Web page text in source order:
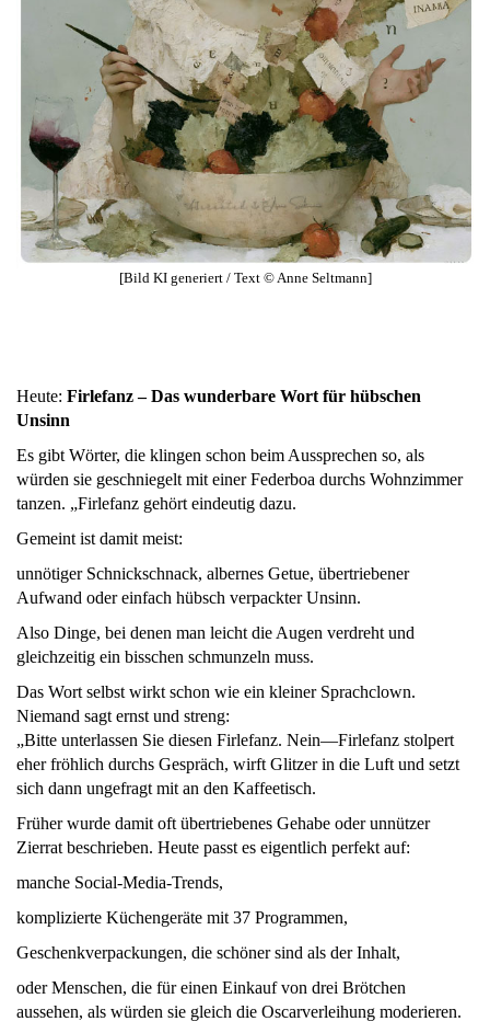
[Bild KI generiert / Text © Anne Seltmann]
Heute: Firlefanz – Das wunderbare Wort für hübschen
Unsinn
Es gibt Wörter, die klingen schon beim Aussprechen so, als
würden sie geschniegelt mit einer Federboa durchs Wohnzimmer
tanzen. „Firlefanz gehört eindeutig dazu.
Gemeint ist damit meist:
unnötiger Schnickschnack, albernes Getue, übertriebener
Aufwand oder einfach hübsch verpackter Unsinn.
Also Dinge, bei denen man leicht die Augen verdreht und
gleichzeitig ein bisschen schmunzeln muss.
Das Wort selbst wirkt schon wie ein kleiner Sprachclown.
Niemand sagt ernst und streng:
„Bitte unterlassen Sie diesen Firlefanz. Nein—Firlefanz stolpert
eher fröhlich durchs Gespräch, wirft Glitzer in die Luft und setzt
sich dann ungefragt mit an den Kaffeetisch.
Früher wurde damit oft übertriebenes Gehabe oder unnützer
Zierrat beschrieben. Heute passt es eigentlich perfekt auf:
manche Social-Media-Trends,
komplizierte Küchengeräte mit 37 Programmen,
Geschenkverpackungen, die schöner sind als der Inhalt,
oder Menschen, die für einen Einkauf von drei Brötchen
aussehen, als würden sie gleich die Oscarverleihung moderieren.